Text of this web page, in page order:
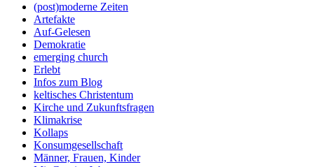
(post)moderne Zeiten
Artefakte
Auf-Gelesen
Demokratie
emerging church
Erlebt
Infos zum Blog
keltisches Christentum
Kirche und Zukunftsfragen
Klimakrise
Kollaps
Konsumgesellschaft
Männer, Frauen, Kinder